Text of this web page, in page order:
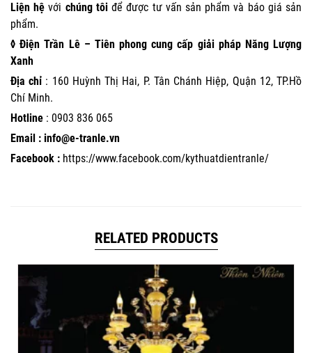
Liện hệ với chúng tôi để được tư vấn sản phẩm và báo giá sản
phẩm.
◊ Điện Trần Lê – Tiên phong cung cấp giải pháp Năng Lượng
Xanh
Địa chỉ : 160 Huỳnh Thị Hai, P. Tân Chánh Hiệp, Quận 12, TP.Hồ
Chí Minh.
Hotline : 0903 836 065
Email : info@e-tranle.vn
Facebook : https://www.facebook.com/kythuatdientranle/
RELATED PRODUCTS